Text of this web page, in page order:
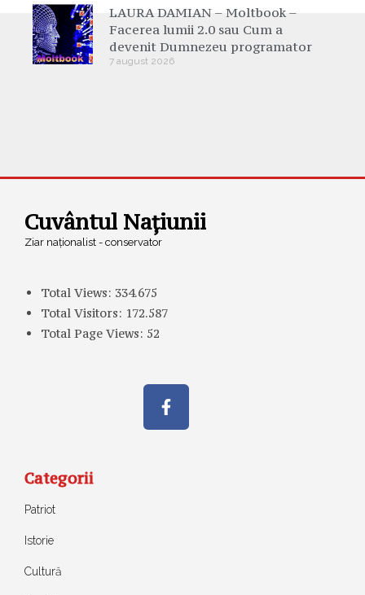
LAURA DAMIAN – Moltbook –
Facerea lumii 2.0 sau Cum a
devenit Dumnezeu programator
7 august 2026
Cuvântul Națiunii
Ziar naționalist - conservator
Total Views: 334.675
Total Visitors: 172.587
Total Page Views: 52
Categorii
Patriot
Istorie
Cultură